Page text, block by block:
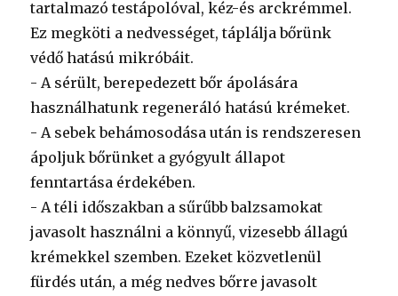
tartalmazó testápolóval, kéz-és arckrémmel.
Ez megköti a nedvességet, táplálja bőrünk
védő hatású mikróbáit.
- A sérült, berepedezett bőr ápolására
használhatunk regeneráló hatású krémeket.
- A sebek behámosodása után is rendszeresen
ápoljuk bőrünket a gyógyult állapot
fenntartása érdekében.
- A téli időszakban a sűrűbb balzsamokat
javasolt használni a könnyű, vizesebb állagú
krémekkel szemben. Ezeket közvetlenül
fürdés után, a még nedves bőrre javasolt